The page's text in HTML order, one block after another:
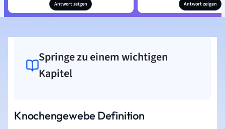
Antwort zeigen Antwort zeigen
Springe zu einem wichtigen
Kapitel
Knochengewebe Definition